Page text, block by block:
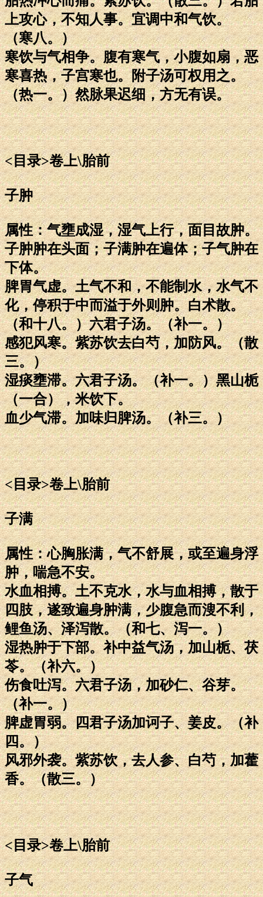
上攻心，不知人事。宜调中和气饮。
（寒八。）
寒饮与气相争。腹有寒气，小腹如扇，恶
寒喜热，子宫寒也。附子汤可权用之。
（热一。）然脉果迟细，方无有误。
<目录>卷上\胎前
子肿
属性：气壅成湿，湿气上行，面目故肿。
子肿肿在头面；子满肿在遍体；子气肿在
下体。
脾胃气虚。土气不和，不能制水，水气不
化，停积于中而溢于外则肿。白术散。
（和十八。）六君子汤。（补一。）
感犯风寒。紫苏饮去白芍，加防风。（散
三。）
湿痰壅滞。六君子汤。（补一。）黑山栀
（一合），米饮下。
血少气滞。加味归脾汤。（补三。）
<目录>卷上\胎前
子满
属性：心胸胀满，气不舒展，或至遍身浮
肿，喘急不安。
水血相搏。土不克水，水与血相搏，散于
四肢，遂致遍身肿满，少腹急而溲不利，
鲤鱼汤、泽泻散。（和七、泻一。）
湿热肿于下部。补中益气汤，加山栀、茯
苓。（补六。）
伤食吐泻。六君子汤，加砂仁、谷芽。
（补一。）
脾虚胃弱。四君子汤加诃子、姜皮。（补
四。）
风邪外袭。紫苏饮，去人参、白芍，加藿
香。（散三。）
<目录>卷上\胎前
子气